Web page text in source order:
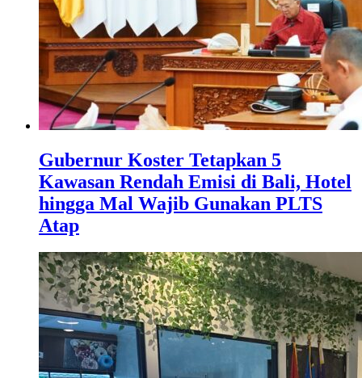
Gubernur Koster Tetapkan 5
Kawasan Rendah Emisi di Bali, Hotel
hingga Mal Wajib Gunakan PLTS
Atap